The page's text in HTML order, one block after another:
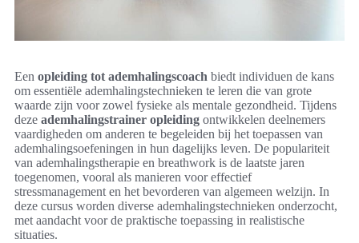
Een opleiding tot ademhalingscoach biedt individuen de kans
om essentiële ademhalingstechnieken te leren die van grote
waarde zijn voor zowel fysieke als mentale gezondheid. Tijdens
deze ademhalingstrainer opleiding ontwikkelen deelnemers
vaardigheden om anderen te begeleiden bij het toepassen van
ademhalingsoefeningen in hun dagelijks leven. De populariteit
van ademhalingstherapie en breathwork is de laatste jaren
toegenomen, vooral als manieren voor effectief
stressmanagement en het bevorderen van algemeen welzijn. In
deze cursus worden diverse ademhalingstechnieken onderzocht,
met aandacht voor de praktische toepassing in realistische
situaties.